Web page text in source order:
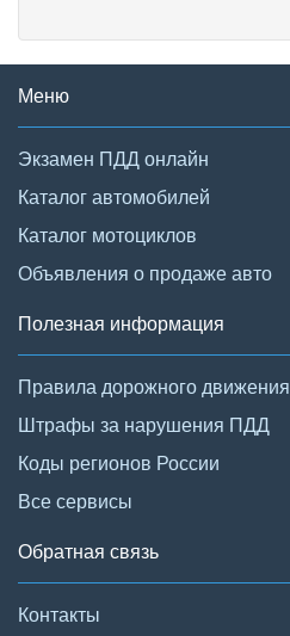
Меню
Экзамен ПДД онлайн
Каталог автомобилей
Каталог мотоциклов
Объявления о продаже авто
Полезная информация
Правила дорожного движения
Штрафы за нарушения ПДД
Коды регионов России
Все сервисы
Обратная связь
Контакты